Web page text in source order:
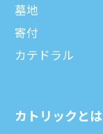
墓地
寄付
カテドラル
カトリックとは